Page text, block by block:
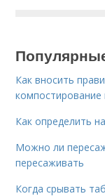
Как вносить
компостирование
Как определить
Можно ли
пересаживать
Когда срывать